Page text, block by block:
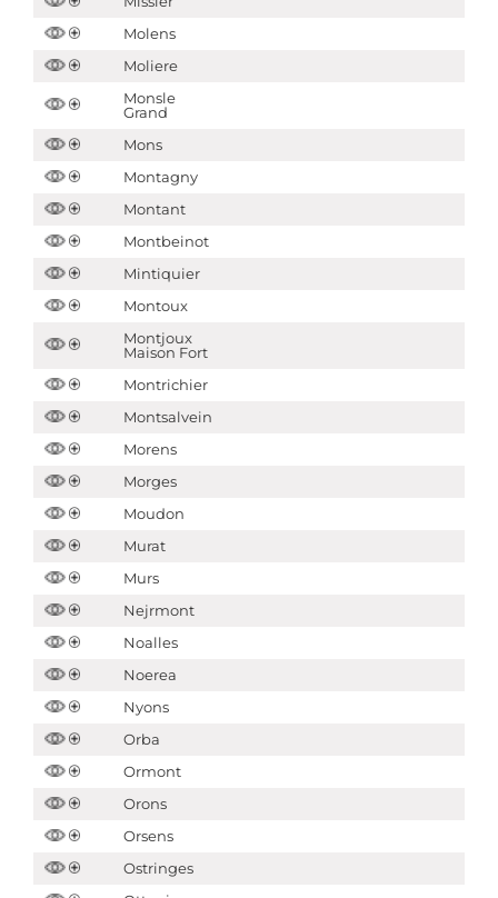
Molens
Moliere
Monsle
Grand
Mons
Montagny
Montant
Montbeinot
Mintiquier
Montoux
Montjoux
Maison Fort
Montrichier
Montsalvein
Morens
Morges
Moudon
Murat
Murs
Nejrmont
Noalles
Noerea
Nyons
Orba
Ormont
Orons
Orsens
Ostringes